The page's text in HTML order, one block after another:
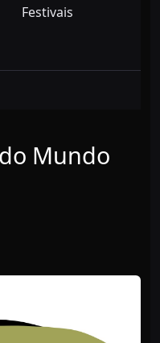
Festivais
Mundo